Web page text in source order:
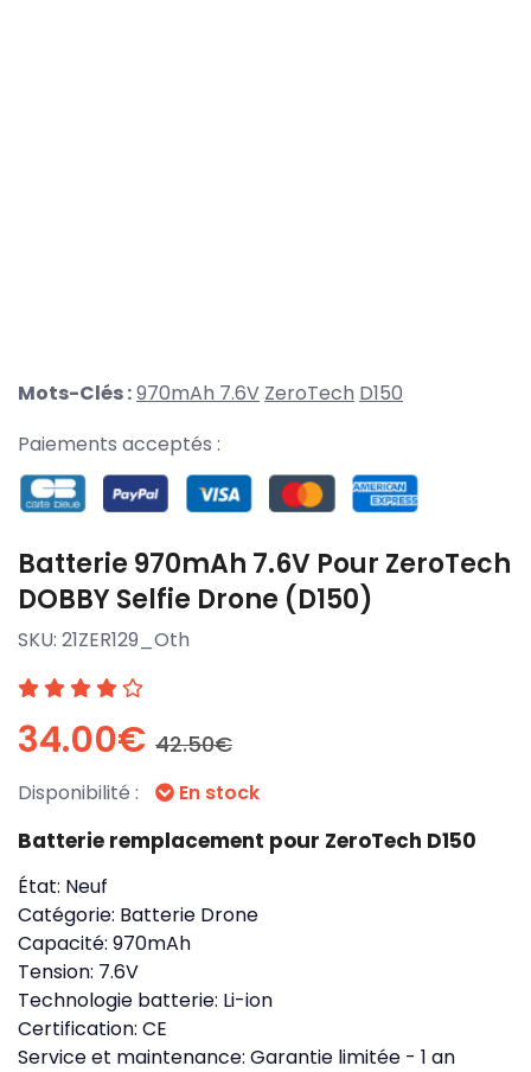
Mots-Clés :970mAh 7.6V ZeroTech D150
Paiements acceptés :
Batterie 970mAh 7.6V Pour ZeroTech
DOBBY Selfie Drone (D150)
SKU: 21ZER129_Oth
34.00€ 42.50€
Disponibilité : En stock
Batterie remplacement pour ZeroTech D150
État: Neuf
Catégorie: Batterie Drone
Capacité: 970mAh
Tension: 7.6V
Technologie batterie: Li-ion
Certification: CE
Service et maintenance: Garantie limitée - 1 an